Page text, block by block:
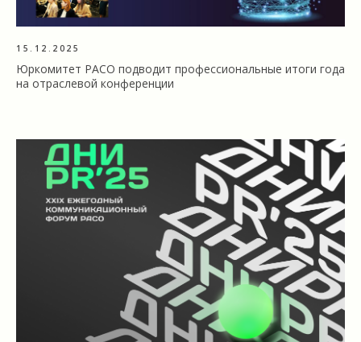
15.12.2025
Юркомитет РАСО подводит профессиональные итоги года
на отраслевой конференции